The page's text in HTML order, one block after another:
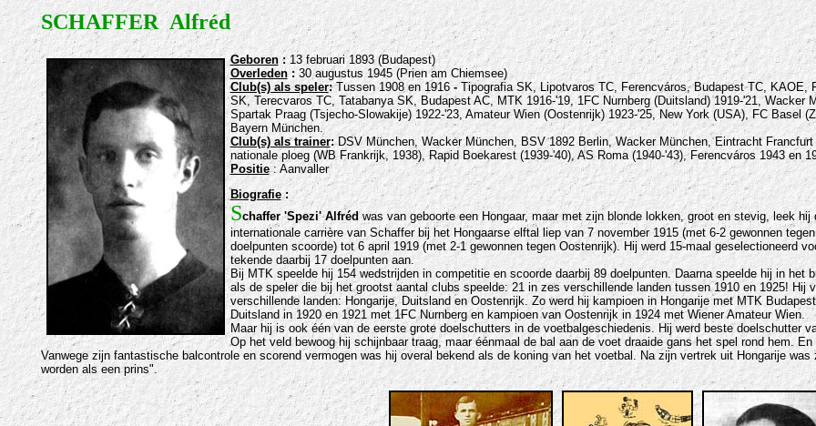
SCHAFFER Alfréd
Geboren: 13 februari 1893 (Budapest)
Overleden: 30 augustus 1945 (Prien am Chiemsee)
Club(s) als speler:Tussen 1908 en 1916 -Tipografia SK, Lipotvaros TC, Ferencváros, Budapest TC, KAOE,
SK, Terecvaros TC, Tatabanya SK, Budapest AC, MTK 1916-'19, 1FC Nurnberg (Duitsland) 1919-'21, Wacker
Spartak Praag (Tsjecho-Slowakije) 1922-'23, Amateur Wien (Oostenrijk) 1923-'25, New York (USA), FC Basel
Bayern München.
Club(s) als trainer:DSV München, Wacker München, BSV 1892 Berlin, Wacker München, Eintracht Francfurt
nationale ploeg (WB Frankrijk, 1938), Rapid Boekarest (1939-'40), AS Roma (1940-'43), Ferencváros 1943 en
Positie : Aanvaller
Biografie:
Schaffer 'Spezi' Alfrédwas van geboorte een Hongaar, maar met zijn blonde lokken, groot en stevig, leek
internationale carrière van Schaffer bij het Hongaarse elftal liep van 7 november 1915 (met 6-2 gewonnen
doelpunten scoorde) tot 6 april 1919 (met 2-1 gewonnen tegen Oostenrijk). Hij werd 15-maal geselectioneerd
tekende daarbij 17 doelpunten aan.
Bij MTK speelde hij 154 wedstrijden in competitie en scoorde daarbij 89 doelpunten. Daarna speelde hij in het
als de speler die bij het grootst aantal clubs speelde: 21 in zes verschillende landen tussen 1910 en 1925! Hij
verschillende landen: Hongarije, Duitsland en Oostenrijk. Zo werd hij kampioen in Hongarije met MTK
Duitsland in 1920 en 1921 met 1FC Nurnberg en kampioen van Oostenrijk in 1924 met Wiener Amateur Wien.
Maar hij is ook één van de eerste grote doelschutters in de voetbalgeschiedenis. Hij werd beste doelschutter
Op het veld bewoog hij schijnbaar traag, maar éénmaal de bal aan de voet draaide gans het spel rond hem.
Vanwege zijn fantastische balcontrole en scorend vermogen was hij overal bekend als de koning van het voetbal. Na zijn vertrek uit Hongarije
worden als een prins".